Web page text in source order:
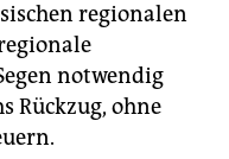
regionalen
notwendig
Rückzug, ohne